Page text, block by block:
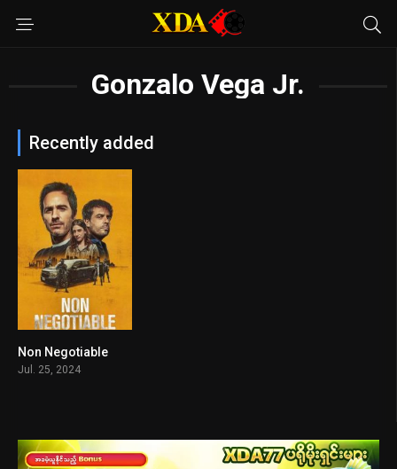
Gonzalo Vega Jr.
Recently added
Non Negotiable
Jul. 25, 2024